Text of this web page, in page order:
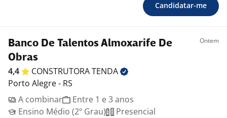
Candidatar-me
Banco De Talentos Almoxarife De
Obras
Ontem
4,4 CONSTRUTORATENDA
Porto Alegre - RS
A combinar
Entre 1 e 3 anos
Ensino Médio (2º Grau)
Presencial